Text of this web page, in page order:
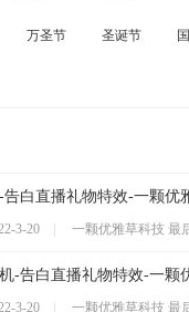
万圣节 圣诞节
白直播礼物特效-一颗优
3-20 一颗优雅草科技 最
-告白直播礼物特效-一
3-20 一颗优雅草科技 最